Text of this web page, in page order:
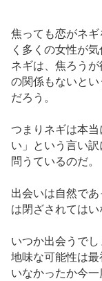
焦っても恋がネ
く多くの女性が
ネギは、焦ろう
の関係もないと
だろう。
つまりネギは本
い」という言い訳
問うているのだ。
出会いは自然で
は閉ざされてはい
いつか出会うで
地味な可能性は
いなかったか今一